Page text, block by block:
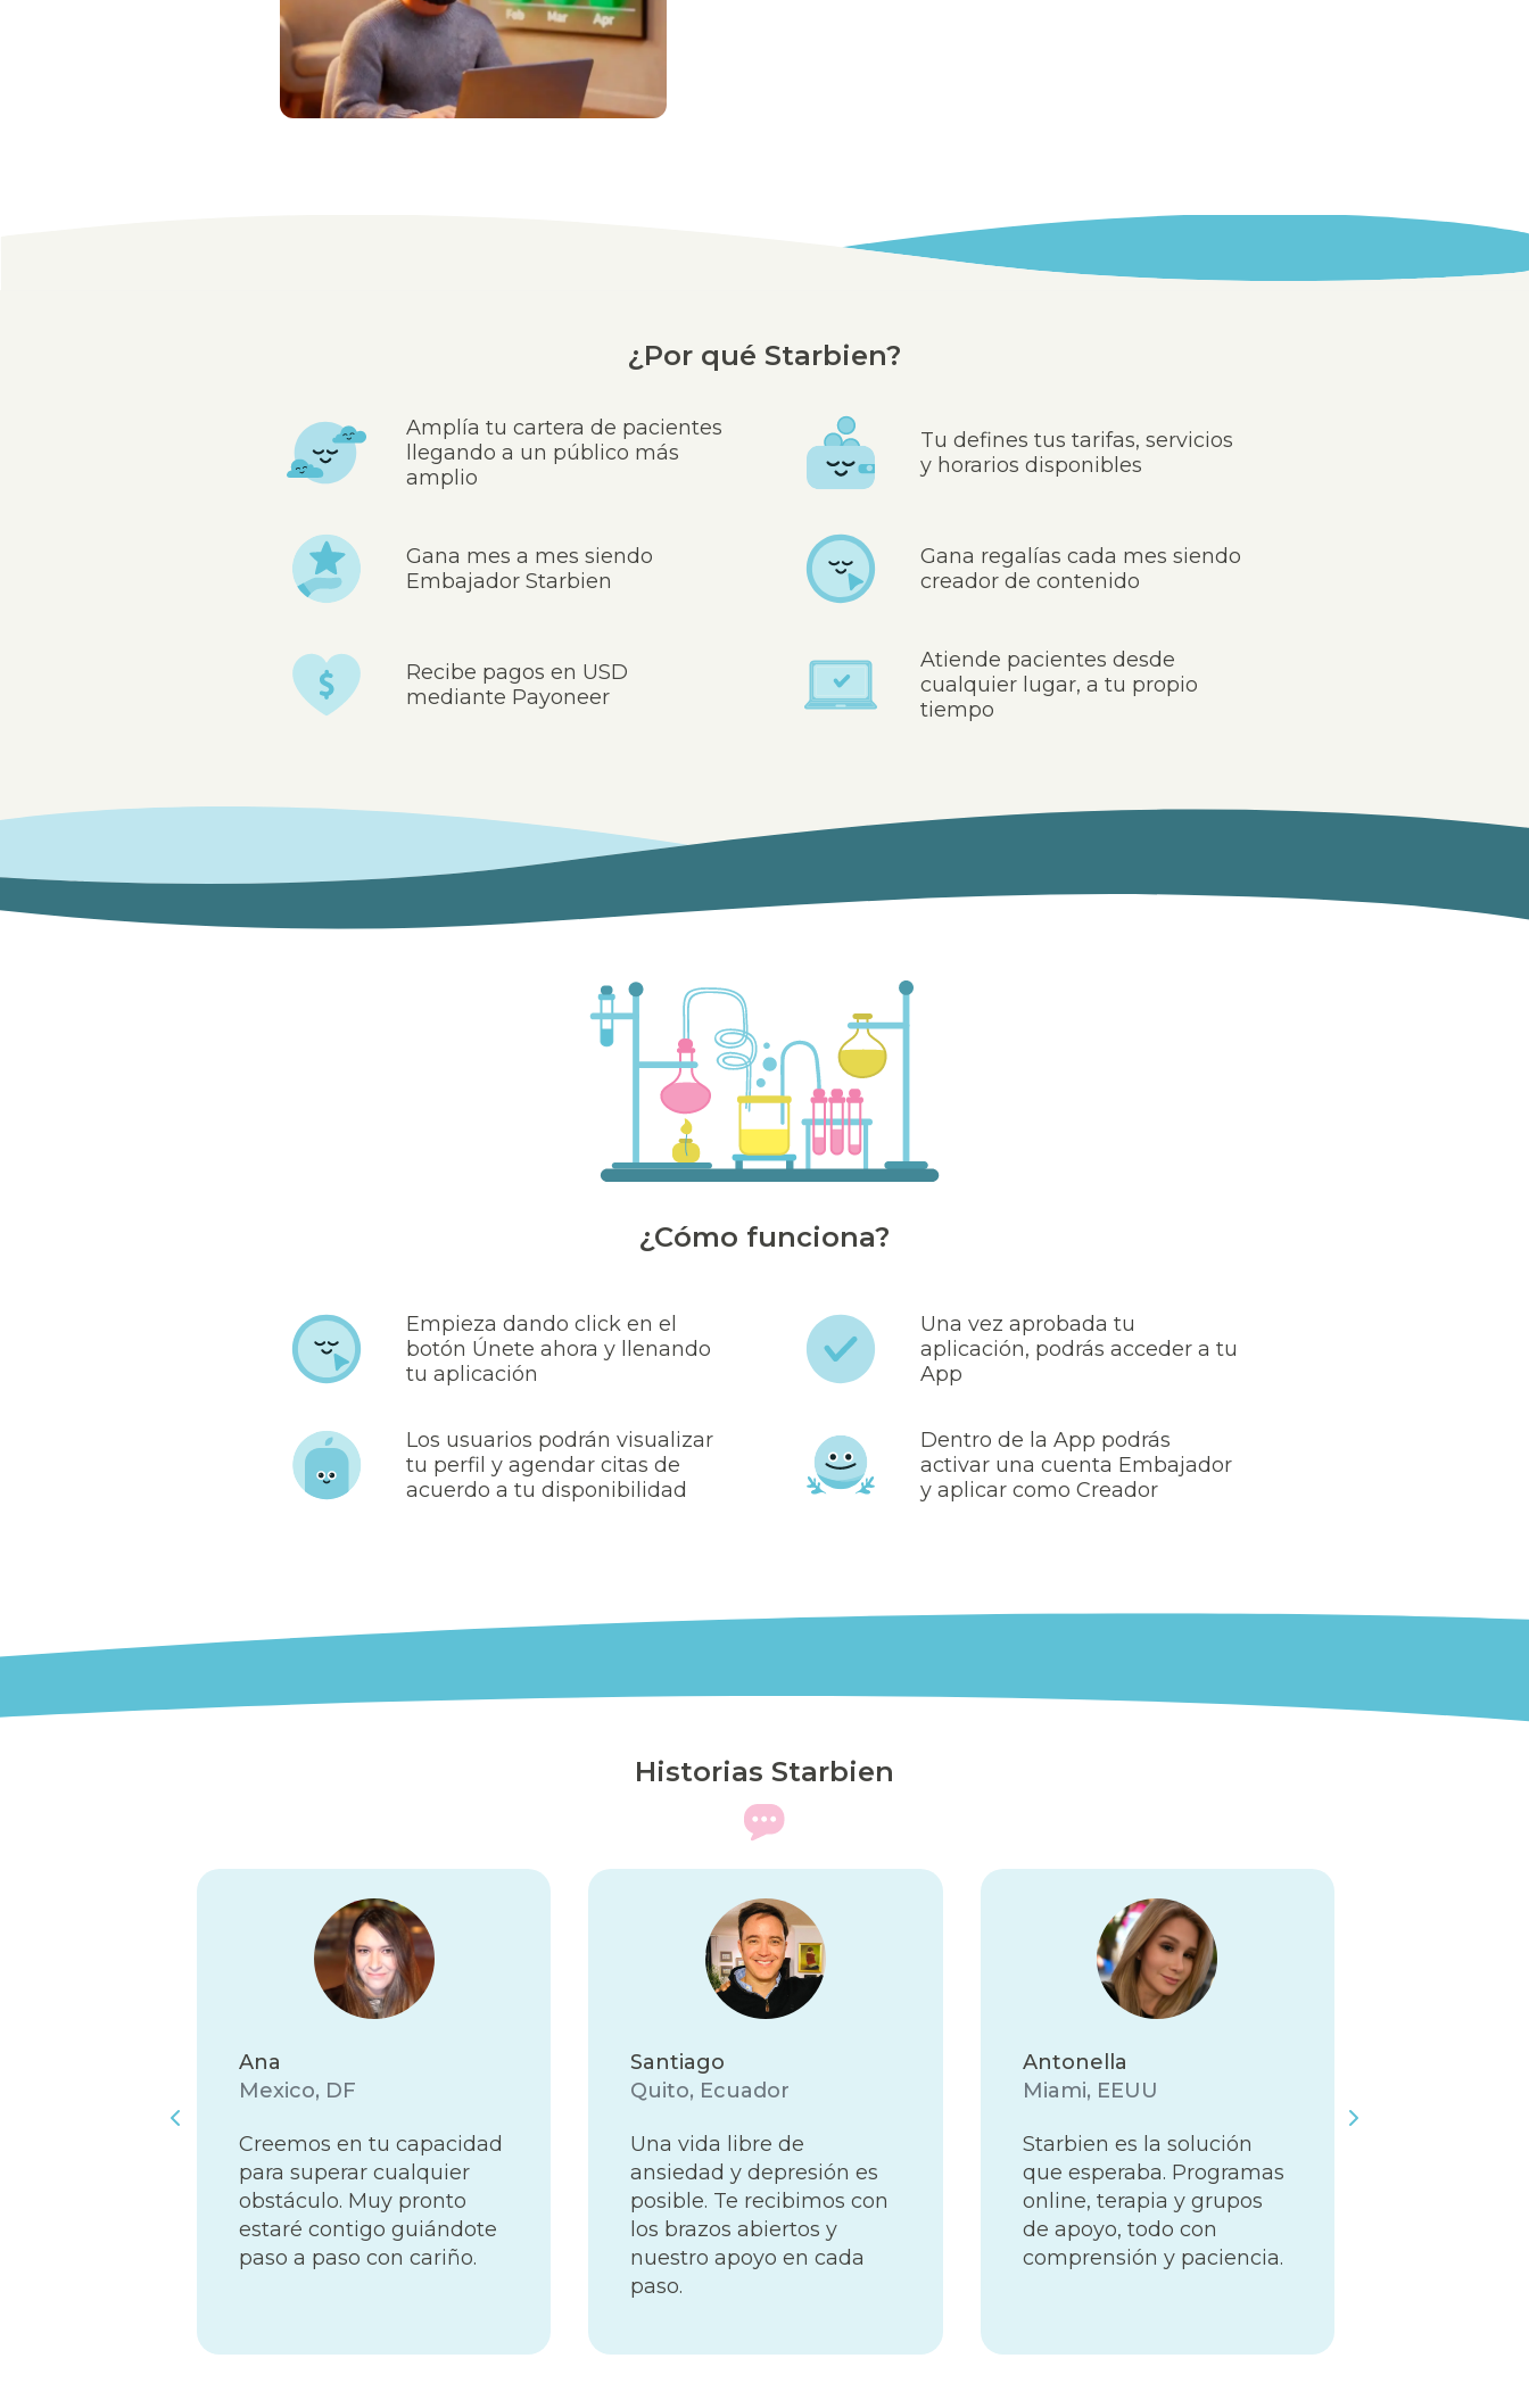
¿Por qué Starbien?
Amplía tu cartera de pacientes
llegando a un público más
amplio
Tu defines tus tarifas, servicios
y horarios disponibles
Gana mes a mes siendo
Embajador Starbien
Gana regalías cada mes siendo
creador de contenido
Recibe pagos en USD
mediante Payoneer
Atiende pacientes desde
cualquier lugar, a tu propio
tiempo
¿Cómo funciona?
Empieza dando click en el
botón Únete ahora y llenando
tu aplicación
Una vez aprobada tu
aplicación, podrás acceder a tu
App
Los usuarios podrán visualizar
tu perfil y agendar citas de
acuerdo a tu disponibilidad
Dentro de la App podrás
activar una cuenta Embajador
y aplicar como Creador
Historias Starbien
Ana
Mexico, DF
Creemos en tu capacidad
para superar cualquier
obstáculo. Muy pronto
estaré contigo guiándote
paso a paso con cariño.
Santiago
Quito, Ecuador
Una vida libre de
ansiedad y depresión es
posible. Te recibimos con
los brazos abiertos y
nuestro apoyo en cada
paso.
Antonella
Miami, EEUU
Starbien es la solución
que esperaba. Programas
online, terapia y grupos
de apoyo, todo con
comprensión y paciencia.